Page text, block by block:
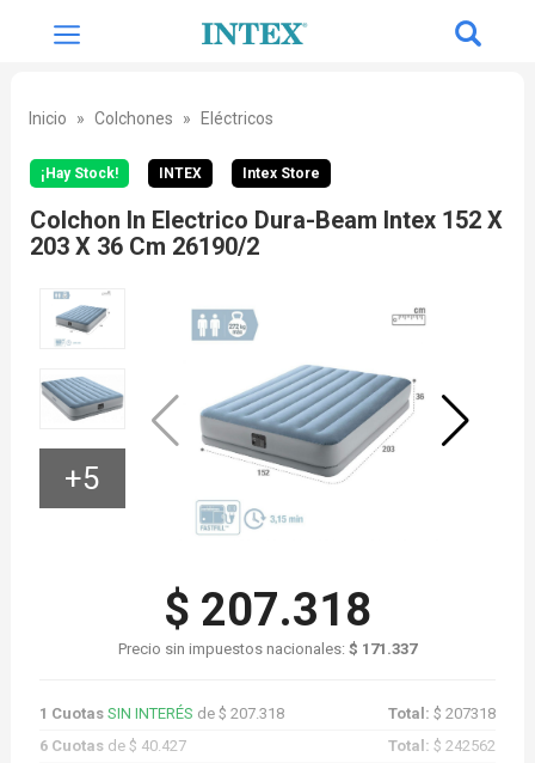
Inicio Colchones Eléctricos
¡Hay Stock! INTEX Intex Store
Colchon In Electrico Dura-Beam Intex 152 X
203 X 36 Cm 26190/2
+5
$ 207.318
Precio sin impuestos nacionales: $ 171.337
1 Cuotas SIN INTERÉS de $ 207.318 Total:$ 207318
6 Cuotasde $ 40.427 Total:$ 242562